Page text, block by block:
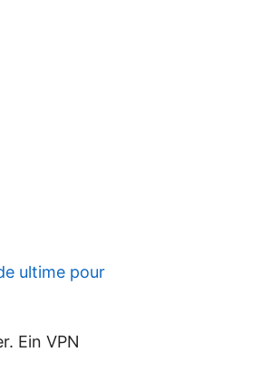
ultime pour
Ein VPN